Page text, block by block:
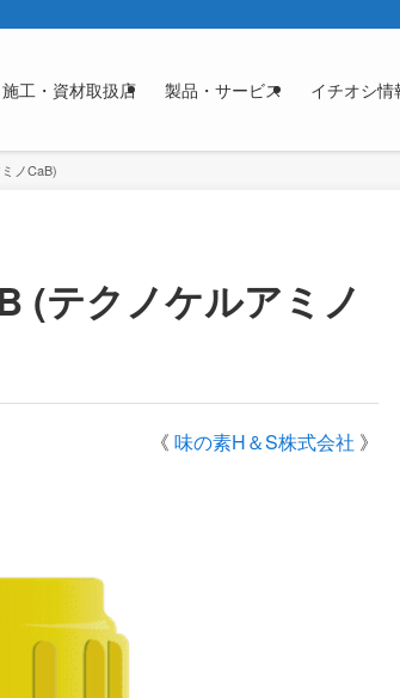
工・資材取扱店 製品・サービス イチオシ情
ノCaB)
テクノケルアミノ
《 味の素H＆S株式会社 》